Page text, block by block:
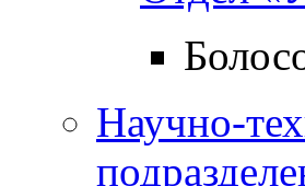
Научно-